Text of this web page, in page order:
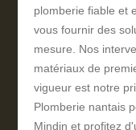
plomberie fiable et
vous fournir des
mesure. Nos
matériaux de
vigueur est notre
Plomberie nantais
Mindin et profitez